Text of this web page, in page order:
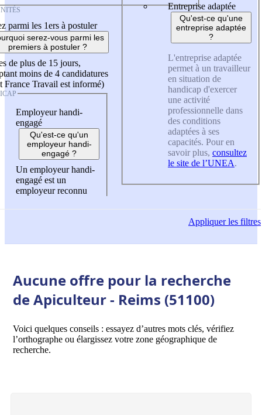
parmi les 1ers à postuler
serez-vous parmi les
premiers à postuler ?
de plus de 15 jours,
moins de 4 candidatures
France Travail est informé)
Employeur handi-
engagé
Qu'est-ce qu'un
employeur handi-
engagé ?
Un employeur handi-
engagé est un
employeur reconnu
Entreprise adaptée
Qu'est-ce qu'une
entreprise adaptée
?
L'entreprise adaptée
permet à un travailleur
en situation de
handicap d'exercer
une activité
professionnelle dans
des conditions
adaptées à ses
capacités. Pour en
savoir plus, consultez
le site de l’UNEA.
Appliquerles filtres
Aucune offre pour la recherche
de Apiculteur - Reims (51100)
Voici quelques conseils : essayez d’autres mots clés, vérifiez
l’orthographe ou élargissez votre zone géographique de
recherche.